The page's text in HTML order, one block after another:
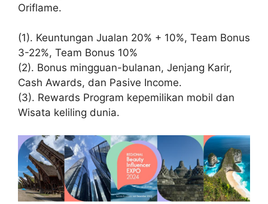
Oriflame.
(1). Keuntungan Jualan 20% + 10%, Team Bonus
3-22%, Team Bonus 10%
(2). Bonus mingguan-bulanan, Jenjang Karir,
Cash Awards, dan Pasive Income.
(3). Rewards Program kepemilikan mobil dan
Wisata keliling dunia.